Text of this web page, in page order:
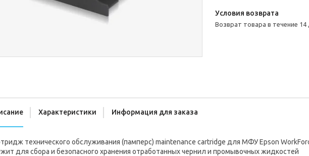
возврат товара в течение 14
Характеристики Информация для заказа
технического обслуживания (памперс) maintenance cartridge для МФУ Epson
для сбора и безопасного хранения отработанных чернил и промывочных жидкостей